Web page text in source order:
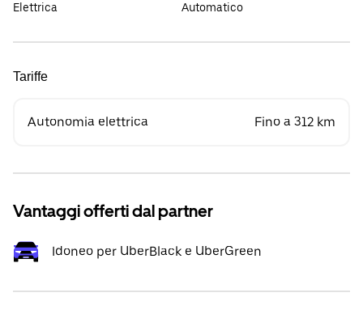
Elettrica
Automatico
Tariffe
Autonomia elettrica Fino a 312 km
Vantaggi offerti dal partner
Idoneo per UberBlack e UberGreen